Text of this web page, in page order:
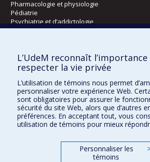
Pharmacologie et physiologie
Pédiatrie
Psychiatrie et d’addictologie
Radiologie, radio-oncologie et médecine
Écoles
Orthophonie et audiologie
Réadaptation
Directions
L’UdeM reconnaît l’importance
respecter la vie privée
L’utilisation de témoins nous permet
personnaliser votre expérience Web.
sont obligatoires pour assurer le
sécurité du site Web, alors que d’autres
préférences. En acceptant tout, vous
utilisation de témoins pour mieux
Personnaliser les
témoins